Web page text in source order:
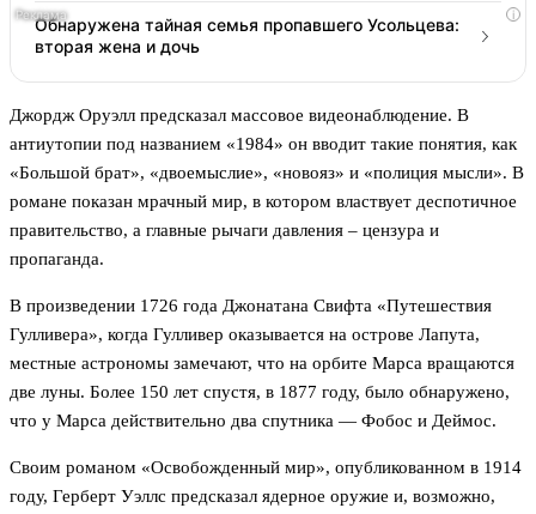
i
Обнаружена тайная семья пропавшего Усольцева:
вторая жена и дочь
Джордж Оруэлл предсказал массовое видеонаблюдение. В
антиутопии под названием «1984» он вводит такие понятия, как
«Большой брат», «двоемыслие», «новояз» и «полиция мысли». В
романе показан мрачный мир, в котором властвует деспотичное
правительство, а главные рычаги давления – цензура и
пропаганда.
В произведении 1726 года Джонатана Свифта «Путешествия
Гулливера», когда Гулливер оказывается на острове Лапута,
местные астрономы замечают, что на орбите Марса вращаются
две луны. Более 150 лет спустя, в 1877 году, было обнаружено,
что у Марса действительно два спутника — Фобос и Деймос.
Своим романом «Освобожденный мир», опубликованном в 1914
году, Герберт Уэллс предсказал ядерное оружие и, возможно,